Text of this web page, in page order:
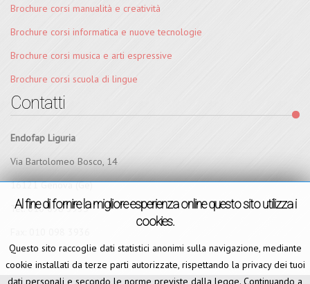
Al fine di fornire la migliore esperienza online questo sito utilizza i
cookies.
Questo sito raccoglie dati statistici anonimi sulla navigazione, mediante
cookie installati da terze parti autorizzate, rispettando la privacy dei tuoi
dati personali e secondo le norme previste dalla legge. Continuando a
Brochure corsi manualità e creatività
Brochure corsi informatica e nuove tecnologie
Brochure corsi musica e arti espressive
Brochure corsi scuola di lingue
Contatti
Endofap Liguria
Via Bartolomeo Bosco, 14
16121 Genova (Ge)
Tel:010 098 3935